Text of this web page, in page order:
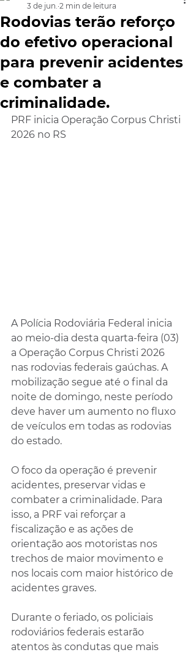
Rodovias terão reforço
do efetivo operacional
para prevenir acidentes
e combater a
criminalidade.
3 de jun. 2 min de leitura
PRF inicia Operação Corpus Christi
2026 no RS
A Polícia Rodoviária Federal inicia
ao meio-dia desta quarta-feira (03)
a Operação Corpus Christi 2026
nas rodovias federais gaúchas. A
mobilização segue até o final da
noite de domingo, neste período
deve haver um aumento no fluxo
de veículos em todas as rodovias
do estado.
O foco da operação é prevenir
acidentes, preservar vidas e
combater a criminalidade. Para
isso, a PRF vai reforçar a
fiscalização e as ações de
orientação aos motoristas nos
trechos de maior movimento e
nos locais com maior histórico de
acidentes graves.
Durante o feriado, os policiais
rodoviários federais estarão
atentos às condutas que mais